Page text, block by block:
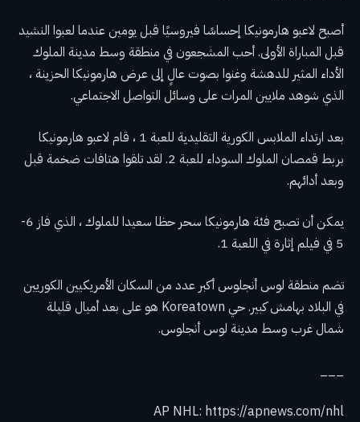
أصبح لاعبو هارمونيكا إحساسًا فيروسيًا قبل يومين عندما لعبوا النشيد
قبل المباراة الأولى. أحب المشجعون في منطقة وسط مدينة الملوك
الأداء المثير للدهشة وغنوا بصوت عالٍ إلى عرض هارمونيكا الحزينة ،
الذي شوهد ملايين المرات على وسائل التواصل الاجتماعي.
بعد ارتداء الملابس الكورية التقليدية للعبة 1 ، قام لاعبو هارمونيكا
بربط قمصان الملوك السوداء للعبة 2. لقد تلقوا هتافات ضخمة قبل
وبعد أدائهم.
يمكن أن تصبح فئة هارمونيكا سحر حظا سعيدا للملوك ،
الذي فاز 6-
5 في فيلم إثارة
في اللعبة 1.
تضم منطقة لوس أنجلوس أكبر عدد من السكان الأمريكيين الكوريين
في البلاد بهامش كبير. حي Koreatown هو على بعد أميال قليلة
شمال غرب وسط مدينة لوس أنجلوس.
AP NHL: https://apnews.com/nhl